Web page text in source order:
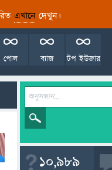
এখানেদেখুন।
টপ ইউজার
ব্যাজ
পোল
10,989